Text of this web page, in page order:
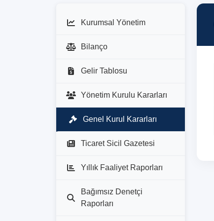
Kurumsal Yönetim
Bilanço
Gelir Tablosu
Yönetim Kurulu Kararları
Genel Kurul Kararları
Ticaret Sicil Gazetesi
Yıllık Faaliyet Raporları
Bağımsız Denetçi
Raporları